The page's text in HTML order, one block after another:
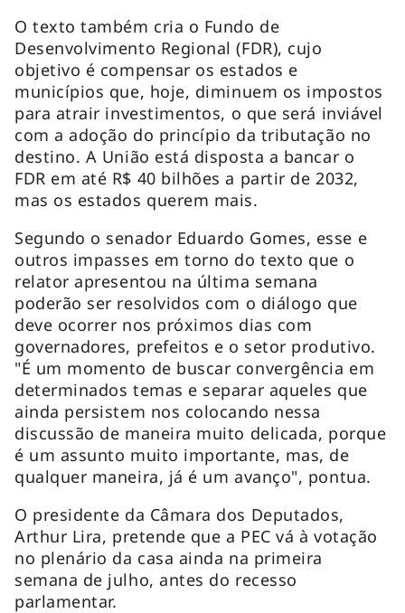
O texto também cria o Fundo de
Desenvolvimento Regional (FDR), cujo
objetivo é compensar os estados e
municípios que, hoje, diminuem os impostos
para atrair investimentos, o que será inviável
com a adoção do princípio da tributação no
destino. A União está disposta a bancar o
FDR em até R$ 40 bilhões a partir de 2032,
mas os estados querem mais.
Segundo o senador Eduardo Gomes, esse e
outros impasses em torno do texto que o
relator apresentou na última semana
poderão ser resolvidos com o diálogo que
deve ocorrer nos próximos dias com
governadores, prefeitos e o setor produtivo.
"É um momento de buscar convergência em
determinados temas e separar aqueles que
ainda persistem nos colocando nessa
discussão de maneira muito delicada, porque
é um assunto muito importante, mas, de
qualquer maneira, já é um avanço", pontua.
O presidente da Câmara dos Deputados,
Arthur Lira, pretende que a PEC vá à votação
no plenário da casa ainda na primeira
semana de julho, antes do recesso
parlamentar.